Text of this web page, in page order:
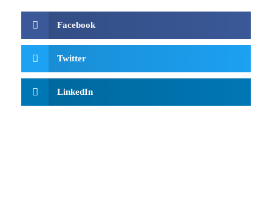
Facebook
Twitter
LinkedIn